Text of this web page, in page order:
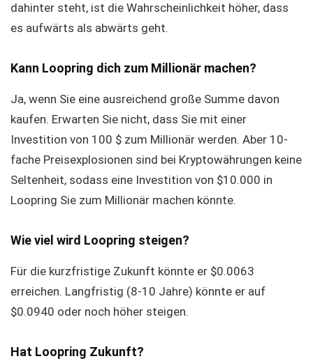
dahinter steht, ist die Wahrscheinlichkeit höher, dass
es aufwärts als abwärts geht.
Kann Loopring dich zum Millionär machen?
Ja, wenn Sie eine ausreichend große Summe davon
kaufen. Erwarten Sie nicht, dass Sie mit einer
Investition von 100 $ zum Millionär werden. Aber 10-
fache Preisexplosionen sind bei Kryptowährungen keine
Seltenheit, sodass eine Investition von $10.000 in
Loopring Sie zum Millionär machen könnte.
Wie viel wird Loopring steigen?
Für die kurzfristige Zukunft könnte er $0.0063
erreichen. Langfristig (8-10 Jahre) könnte er auf
$0.0940 oder noch höher steigen.
Hat Loopring Zukunft?